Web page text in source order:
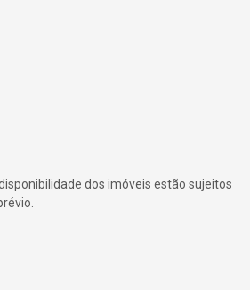
dos imóveis estão sujeitos